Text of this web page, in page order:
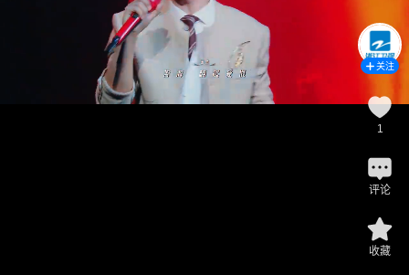
关注
1
评论
收藏